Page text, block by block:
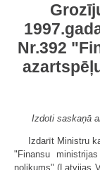
Nr.392
Izdoti saskaņā
Izdarīt Ministru
"Finansu
nolikums" (Latvijas